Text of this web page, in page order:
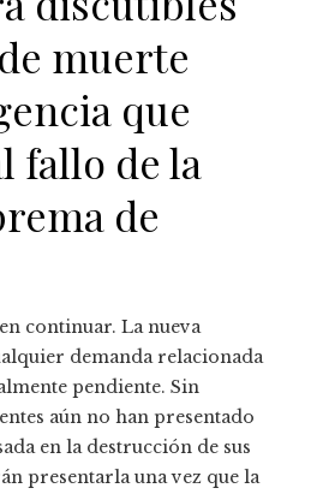
muerte
que
fallo de la
de
continuar. La nueva
demanda relacionada
pendiente. Sin
aún no han presentado
en la destrucción de sus
presentarla una vez que la